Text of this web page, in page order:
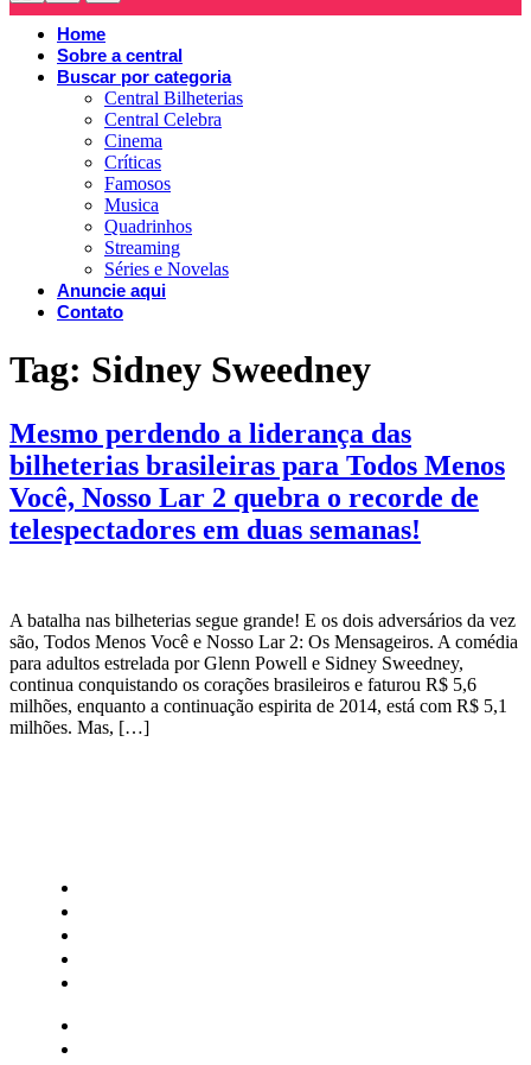
Home
Sobre a central
Buscar por categoria
Central Bilheterias
Central Celebra
Cinema
Críticas
Famosos
Musica
Quadrinhos
Streaming
Séries e Novelas
Anuncie aqui
Contato
Tag: Sidney Sweedney
Mesmo perdendo a liderança das
bilheterias brasileiras para Todos Menos
Você, Nosso Lar 2 quebra o recorde de
telespectadores em duas semanas!
A batalha nas bilheterias segue grande! E os dois adversários da vez
são, Todos Menos Você e Nosso Lar 2: Os Mensageiros. A comédia
para adultos estrelada por Glenn Powell e Sidney Sweedney,
continua conquistando os corações brasileiros e faturou R$ 5,6
milhões, enquanto a continuação espirita de 2014, está com R$ 5,1
milhões. Mas, […]